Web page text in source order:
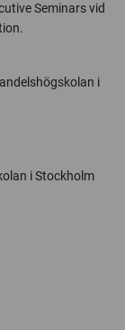
Seminars vid
i
i Stockholm